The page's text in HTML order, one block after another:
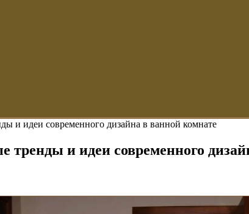
и идеи современного дизайна в ванной комнате
тренды и идеи современного